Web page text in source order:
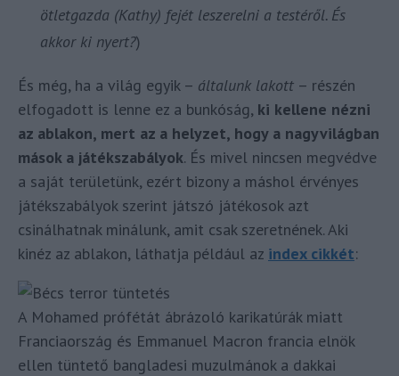
ötletgazda (Kathy) fejét leszerelni a testéről. És
akkor ki nyert?)
És még, ha a világ egyik – általunk lakott – részén
elfogadott is lenne ez a bunkóság, ki kellene nézni
az ablakon, mert az a helyzet, hogy a nagyvilágban
mások a játékszabályok. És mivel nincsen megvédve
a saját területünk, ezért bizony a máshol érvényes
játékszabályok szerint játszó játékosok azt
csinálhatnak minálunk, amit csak szeretnének. Aki
kinéz az ablakon, láthatja például az index cikkét:
A Mohamed prófétát ábrázoló karikatúrák miatt
Franciaország és Emmanuel Macron francia elnök
ellen tüntető bangladesi muzulmánok a dakkai